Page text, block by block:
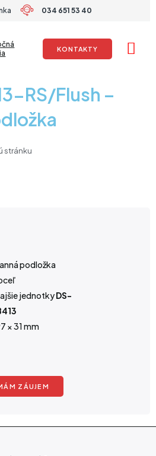
034 651 53 40
KONTAKTY
RS/Flush –
stránku
podložka
jednotkyDS-
× 31 mm
ZÁUJEM